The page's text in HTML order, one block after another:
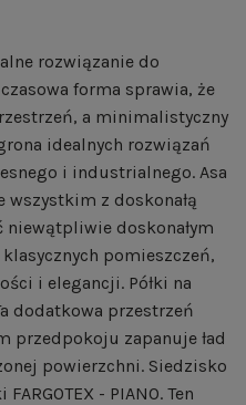
rozwiązanie do
forma sprawia, że
a minimalistyczny
idealnych rozwiązań
i industrialnego. Asa
z doskonałą
niewątpliwie doskonałym
pomieszczeń,
i elegancji. Półki na
dodatkowa przestrzeń
przedpokoju zapanuje ład
powierzchni. Siedzisko
- PIANO. Ten